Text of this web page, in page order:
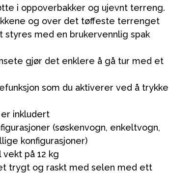
i oppoverbakker og ujevnt terreng.
og over det tøffeste terrenget
med en brukervennlig spak
gjør det enklere å gå tur med et
som du aktiverer ved å trykke
inkludert
(søskenvogn, enkeltvogn,
konfigurasjoner)
på 12 kg
trygt og raskt med selen med ett
Tips om gaver
Våre favoritter
Varemerker